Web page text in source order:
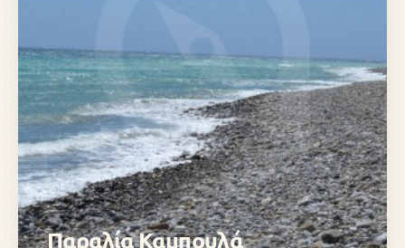
Παραλία Καμπουλά